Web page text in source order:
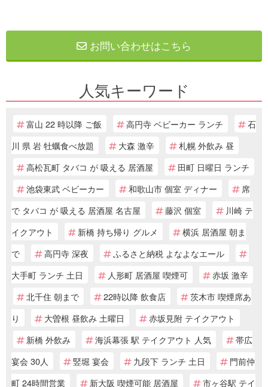
お問い合わせはこちら
人気キーワード
富山 22 時以降 ご飯 高円寺 ベビーカー ランチ
石
川 県 岩 牡蠣食べ放題
大森 激辛
札幌 外飲み 昼
高松瓦町 タバコ が 吸える 居酒屋
田町 日曜日 ランチ
池袋東武 ベビーカー
和歌山市 個室 ディナー
席
で タバコ が 吸える 居酒屋 名古屋
藤沢 個室
川崎 テ
イクアウト
新橋 持ち帰り グルメ
横浜 居酒屋 朝ま
で
高円寺 深夜
ふるさと納税 よなよなエール
大手町 ランチ 土日
人形町 居酒屋 喫煙可
赤坂 激辛
北千住 朝まで
22時以降 飲食店
茨木市 喫煙席あ
り
大曽根 昼飲み 土曜日
赤坂見附 テイクアウト
新橋 外飲み
海浜幕張 駅 テイクアウト 人気
帯広
宴会 30人
竪堀 宴会 九段下 ランチ 土日
門前仲
町 24時間営業
新大阪 喫煙可能 居酒屋 市ヶ谷駅 テイ